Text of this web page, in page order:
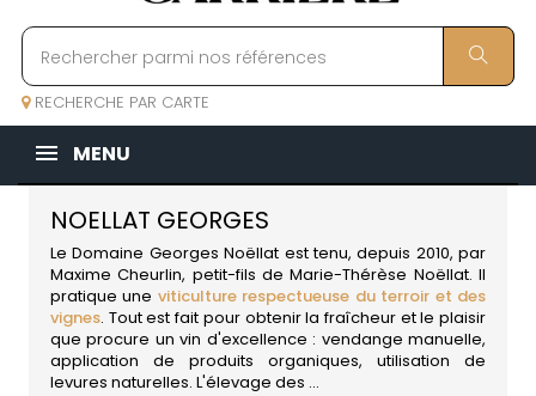
RECHERCHE PAR CARTE
MENU
NOELLAT GEORGES
Le Domaine Georges Noëllat est tenu, depuis 2010, par
Maxime Cheurlin, petit-fils de Marie-Thérèse Noëllat. Il
pratique une viticulture respectueuse du terroir et des
vignes. Tout est fait pour obtenir la fraîcheur et le plaisir
que procure un vin d'excellence : vendange manuelle,
application de produits organiques, utilisation de
levures naturelles. L'élevage des ...